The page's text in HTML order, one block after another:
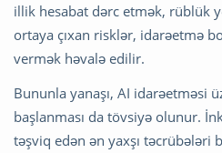
illik hesabat dərc etmək, rüblük
ortaya çıxan risklər, idarəetmə
vermək həvalə edilir.
Bununla yanaşı, AI idarəetməsi
başlanması da tövsiyə olunur.
təşviq edən ən yaxşı təcrübələri